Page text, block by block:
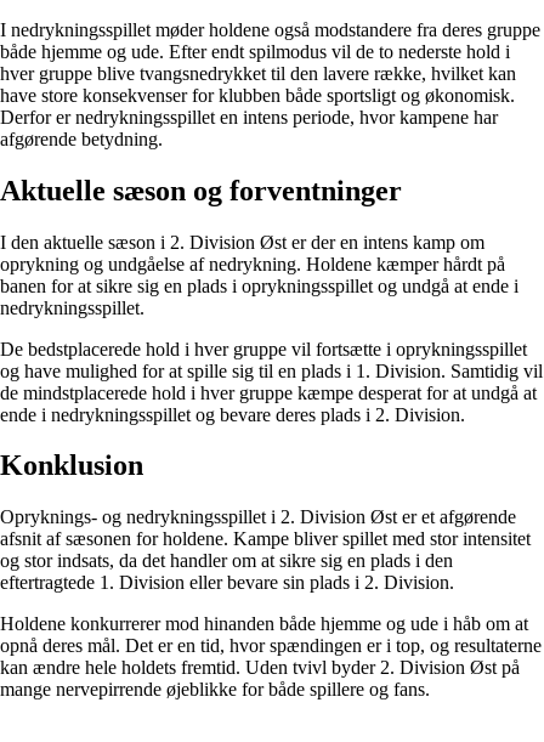
I nedrykningsspillet møder holdene også modstandere fra deres gruppe
både hjemme og ude. Efter endt spilmodus vil de to nederste hold i
hver gruppe blive tvangsnedrykket til den lavere række, hvilket kan
have store konsekvenser for klubben både sportsligt og økonomisk.
Derfor er nedrykningsspillet en intens periode, hvor kampene har
afgørende betydning.
Aktuelle sæson og forventninger
I den aktuelle sæson i 2. Division Øst er der en intens kamp om
oprykning og undgåelse af nedrykning. Holdene kæmper hårdt på
banen for at sikre sig en plads i oprykningsspillet og undgå at ende i
nedrykningsspillet.
De bedstplacerede hold i hver gruppe vil fortsætte i oprykningsspillet
og have mulighed for at spille sig til en plads i 1. Division. Samtidig vil
de mindstplacerede hold i hver gruppe kæmpe desperat for at undgå at
ende i nedrykningsspillet og bevare deres plads i 2. Division.
Konklusion
Opryknings- og nedrykningsspillet i 2. Division Øst er et afgørende
afsnit af sæsonen for holdene. Kampe bliver spillet med stor intensitet
og stor indsats, da det handler om at sikre sig en plads i den
eftertragtede 1. Division eller bevare sin plads i 2. Division.
Holdene konkurrerer mod hinanden både hjemme og ude i håb om at
opnå deres mål. Det er en tid, hvor spændingen er i top, og resultaterne
kan ændre hele holdets fremtid. Uden tvivl byder 2. Division Øst på
mange nervepirrende øjeblikke for både spillere og fans.